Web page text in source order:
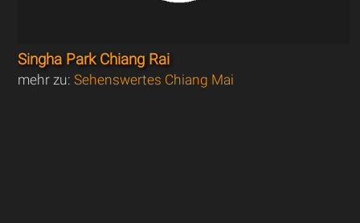
Singha Park Chiang Rai
mehr zu:Sehenswertes Chiang Mai